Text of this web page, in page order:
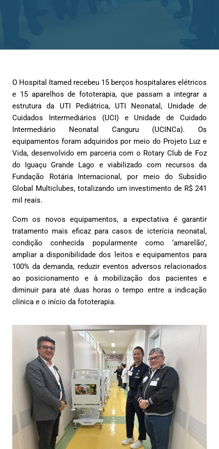
O Hospital Itamed recebeu 15 berços hospitalares elétricos
e 15 aparelhos de fototerapia, que passam a integrar a
estrutura da UTI Pediátrica, UTI Neonatal, Unidade de
Cuidados Intermediários (UCI) e Unidade de Cuidado
Intermediário Neonatal Canguru (UCINCa). Os
equipamentos foram adquiridos por meio do Projeto Luz e
Vida, desenvolvido em parceria com o Rotary Club de Foz
do Iguaçu Grande Lago e viabilizado com recursos da
Fundação Rotária Internacional, por meio do Subsídio
Global Multiclubes, totalizando um investimento de R$ 241
mil reais.
Com os novos equipamentos, a expectativa é garantir
tratamento mais eficaz para casos de icterícia neonatal,
condição conhecida popularmente como ‘amarelão’,
ampliar a disponibilidade dos leitos e equipamentos para
100% da demanda, reduzir eventos adversos relacionados
ao posicionamento e à mobilização dos pacientes e
diminuir para até duas horas o tempo entre a indicação
clínica e o início da fototerapia.